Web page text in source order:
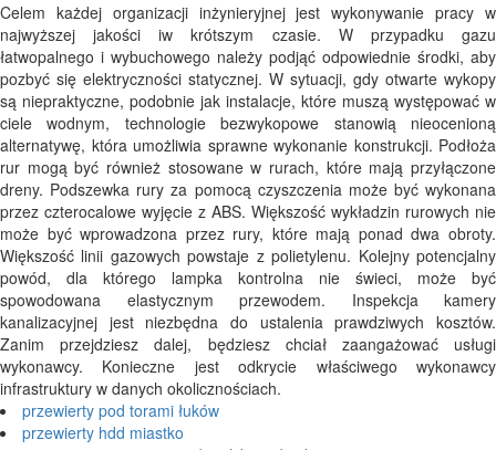
Celem każdej organizacji inżynieryjnej jest wykonywanie pracy w
najwyższej jakości iw krótszym czasie. W przypadku gazu
łatwopalnego i wybuchowego należy podjąć odpowiednie środki, aby
pozbyć się elektryczności statycznej. W sytuacji, gdy otwarte wykopy
są niepraktyczne, podobnie jak instalacje, które muszą występować w
ciele wodnym, technologie bezwykopowe stanowią nieocenioną
alternatywę, która umożliwia sprawne wykonanie konstrukcji. Podłoża
rur mogą być również stosowane w rurach, które mają przyłączone
dreny. Podszewka rury za pomocą czyszczenia może być wykonana
przez czterocalowe wyjęcie z ABS. Większość wykładzin rurowych nie
może być wprowadzona przez rury, które mają ponad dwa obroty.
Większość linii gazowych powstaje z polietylenu. Kolejny potencjalny
powód, dla którego lampka kontrolna nie świeci, może być
spowodowana elastycznym przewodem. Inspekcja kamery
kanalizacyjnej jest niezbędna do ustalenia prawdziwych kosztów.
Zanim przejdziesz dalej, będziesz chciał zaangażować usługi
wykonawcy. Konieczne jest odkrycie właściwego wykonawcy
infrastruktury w danych okolicznościach.
przewierty pod torami łuków
przewierty hdd miastko